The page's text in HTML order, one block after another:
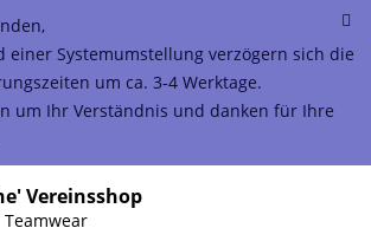
einer Systemumstellung verzögern sich die
um ca. 3-4 Werktage.
um Ihr Verständnis und danken für Ihre
Vereinsshop
Teamwear